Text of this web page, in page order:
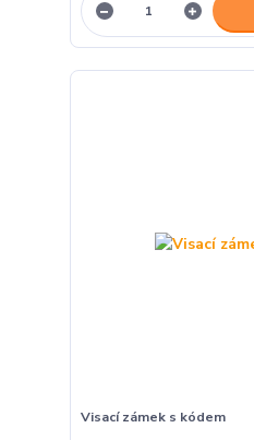
Visací zámek s kódem